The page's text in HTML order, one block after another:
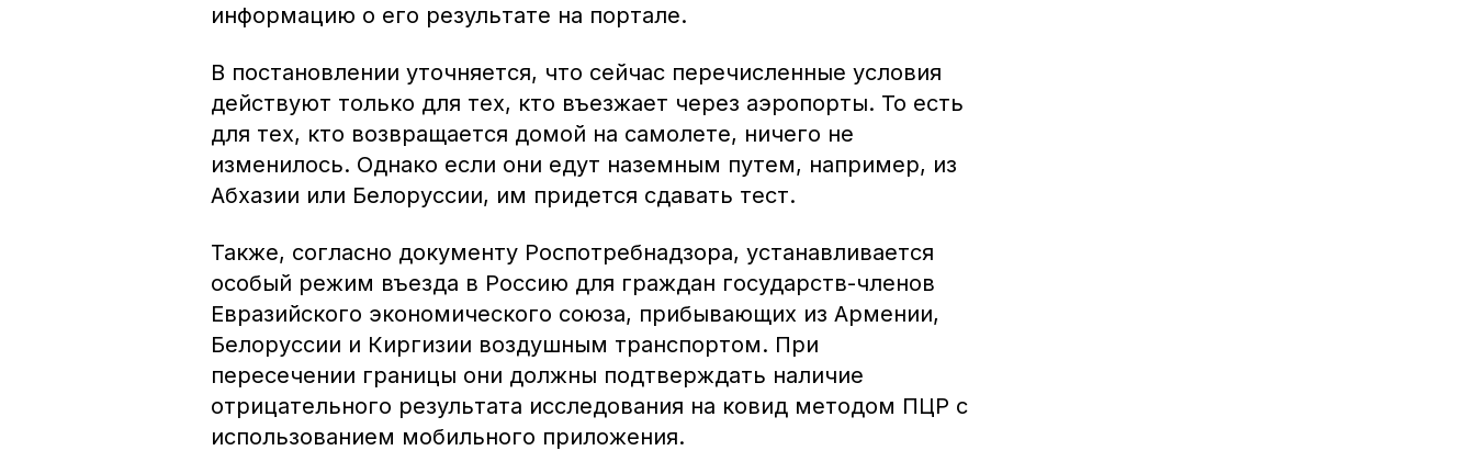
информацию о его результате на портале.
В постановлении уточняется, что сейчас перечисленные условия
действуют только для тех, кто въезжает через аэропорты. То есть
для тех, кто возвращается домой на самолете, ничего не
изменилось. Однако если они едут наземным путем, например, из
Абхазии или Белоруссии, им придется сдавать тест.
Также, согласно документу Роспотребнадзора, устанавливается
особый режим въезда в Россию для граждан государств-членов
Евразийского экономического союза, прибывающих из Армении,
Белоруссии и Киргизии воздушным транспортом. При
пересечении границы они должны подтверждать наличие
отрицательного результата исследования на ковид методом ПЦР с
использованием мобильного приложения.